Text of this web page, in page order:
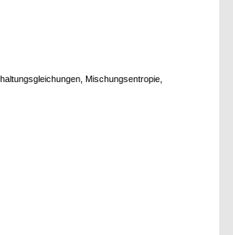
Mischungsentropie,